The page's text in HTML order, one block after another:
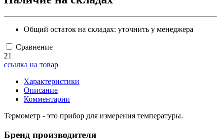
Общий остаток на складах: уточнить у менеджера
Сравнение
21
ссылка на товар
Характеристики
Описание
Комментарии
Термометр - это прибор для измерения температуры.
Бренд производителя